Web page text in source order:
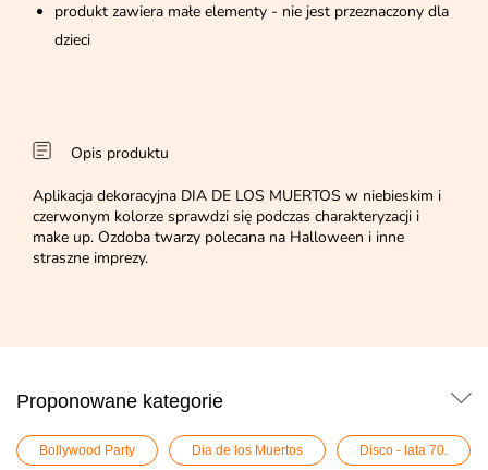
produkt zawiera małe elementy - nie jest przeznaczony dla
dzieci
Opis produktu
Aplikacja dekoracyjna DIA DE LOS MUERTOS w niebieskim i
czerwonym kolorze sprawdzi się podczas charakteryzacji i
make up. Ozdoba twarzy polecana na Halloween i inne
straszne imprezy.
Proponowane kategorie
Bollywood Party Dia de los Muertos Disco - lata 70.